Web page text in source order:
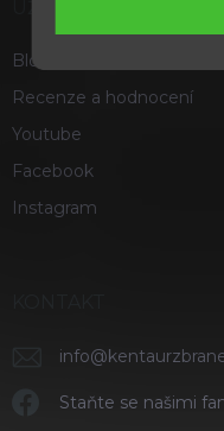
Blog
Recenze a hodnocení
Youtube
Facebook
Instagram
info@
Staňte se našimi